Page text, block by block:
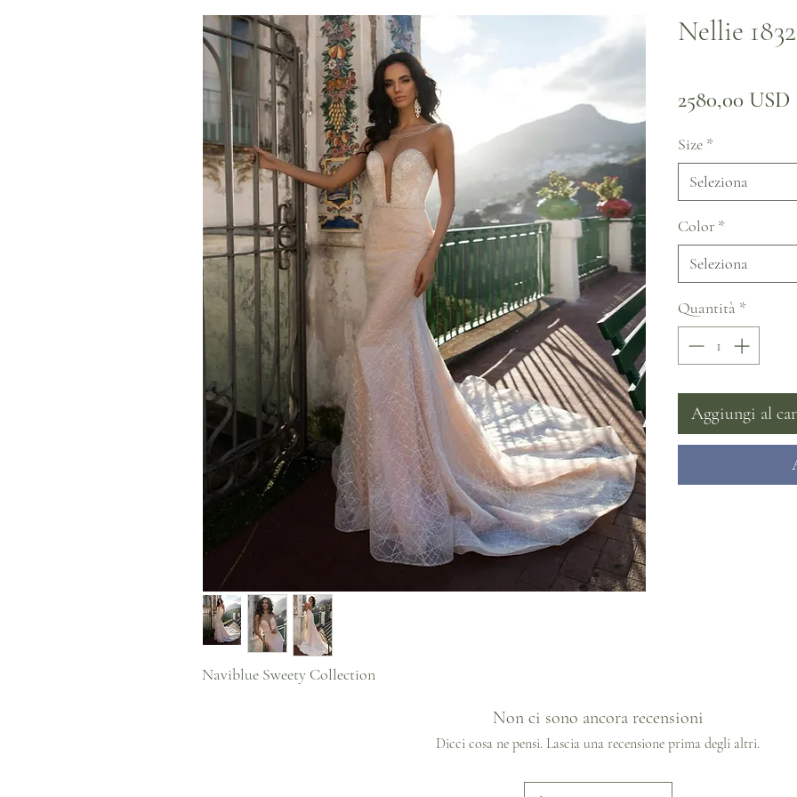
Naviblue Sweety Collection
Nellie
2580,00 USD
Size *
Seleziona
Color *
Seleziona
Quantità *
Aggiungi al
Non ci sono ancora recensioni
Dicci cosa ne pensi. Lascia una recensione prima degli altri.